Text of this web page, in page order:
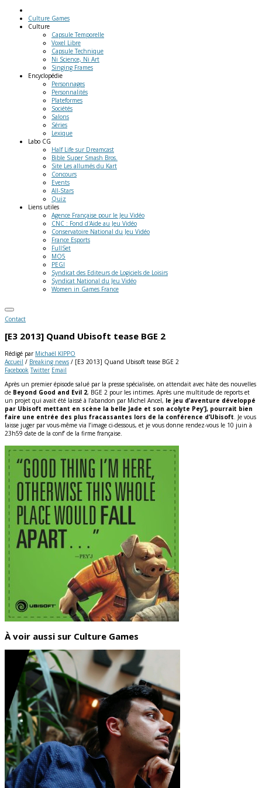
Culture Games
Culture
Capsule Temporelle
Voxel Libre
Capsule Technique
Ni Science, Ni Art
Singing Frames
Encyclopédie
Personnages
Personnalités
Plateformes
Sociétés
Salons
Séries
Lexique
Labo CG
Half Life sur Dreamcast
Bible Super Smash Bros.
Site Les allumés du Kart
Concours
Events
All-Stars
Quiz
Liens utiles
Agence Française pour le Jeu Vidéo
CNC : Fond d'Aide au Jeu Vidéo
Conservatoire National du Jeu Vidéo
France Esports
FullSet
MO5
PEGI
Syndicat des Editeurs de Logiciels de Loisirs
Syndicat National du Jeu Vidéo
Women in Games France
Contact
[E3 2013] Quand Ubisoft tease BGE 2
Rédigé par Michaël KIPPO
Accueil / Breaking news / [E3 2013] Quand Ubisoft tease BGE 2
Facebook Twitter Email
Après un premier épisode salué par la presse spécialisée, on attendait avec hâte des nouvelles
de Beyond Good and Evil 2, BGE 2 pour les intimes. Après une multitude de reports et
un projet qui avait été laissé à l’abandon par Michel Ancel, le jeu d’aventure développé
par Ubisoft mettant en scène la belle Jade et son acolyte Pey’J, pourrait bien
faire une entrée des plus fracassantes lors de la conférence d’Ubisoft. Je vous
laisse juger par vous-même via l’image ci-dessous, et je vous donne rendez-vous le 10 juin à
23h59 date de la conf’ de la firme française.
À voir aussi sur Culture Games